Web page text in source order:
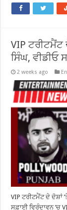
VIP ਟਰੀਟਮੈਂਟ
ਸਿੰਘ, ਵੀਡੀਓ
2 weeks ago
VIP ਟਰੀਟਮੈਂਟ ਦੇ ਦੋਸ਼ਾਂ
ਸਫ਼ਾਈ ਵ੍ਰਿੰਦਾਵਨ ’ਚ